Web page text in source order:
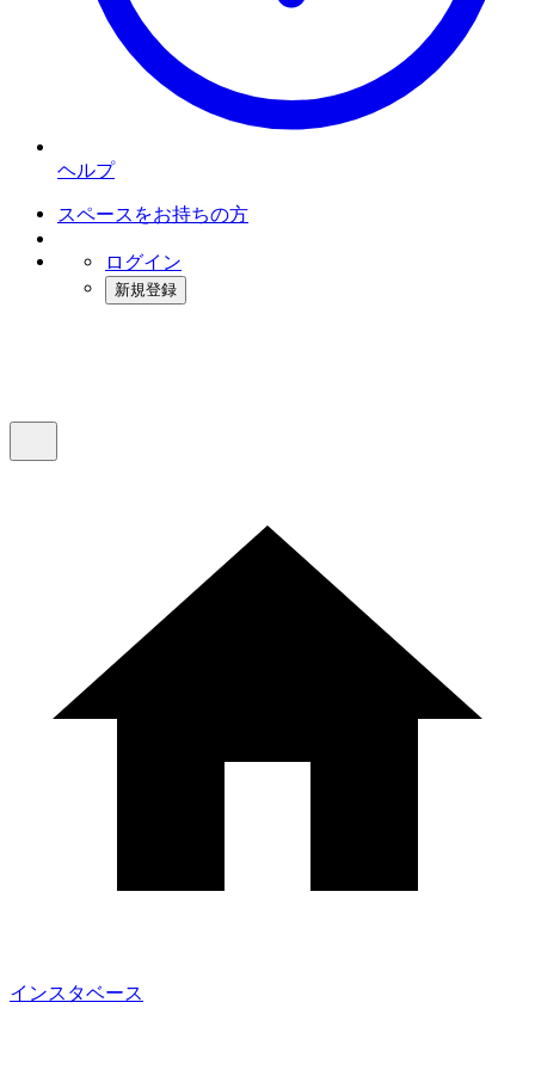
ヘルプ
スペースをお持ちの方
ログイン
新規登録
インスタベース